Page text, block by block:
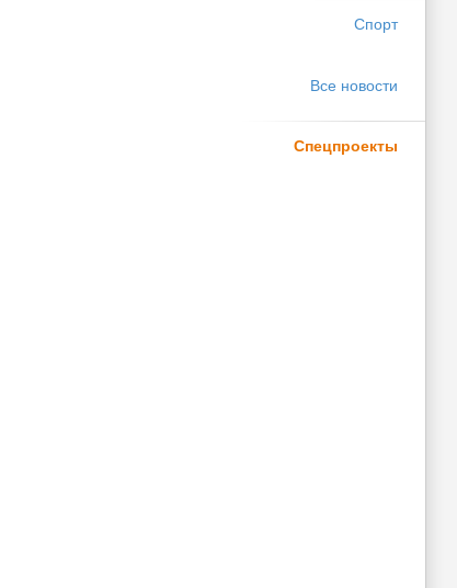
Спорт
Все новости
Спецпроекты